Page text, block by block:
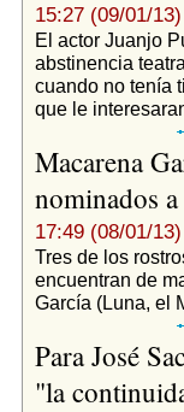
15:27 (09/01/13)
El actor Juanjo
abstinencia
cuando no tenía
que le
Macarena
nominados
17:49 (08/01/13)
Tres de los
encuentran de
García (Luna, el
Para José
"la